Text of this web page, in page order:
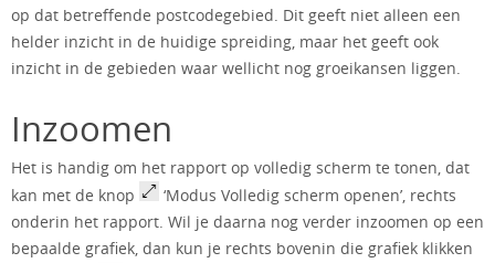
op dat betreffende postcodegebied. Dit geeft niet alleen een
helder inzicht in de huidige spreiding, maar het geeft ook
inzicht in de gebieden waar wellicht nog groeikansen liggen.
Inzoomen
Het is handig om het rapport op volledig scherm te tonen, dat
kan met de knop
‘Modus Volledig scherm openen’, rechts
onderin het rapport. Wil je daarna nog verder inzoomen op een
bepaalde grafiek, dan kun je rechts bovenin die grafiek klikken